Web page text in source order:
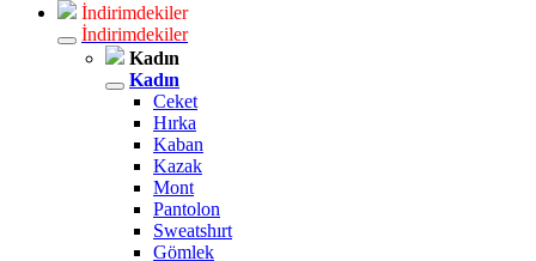
İndirimdekiler
İndirimdekiler
Kadın
Kadın
Ceket
Hırka
Kaban
Kazak
Mont
Pantolon
Sweatshırt
Gömlek